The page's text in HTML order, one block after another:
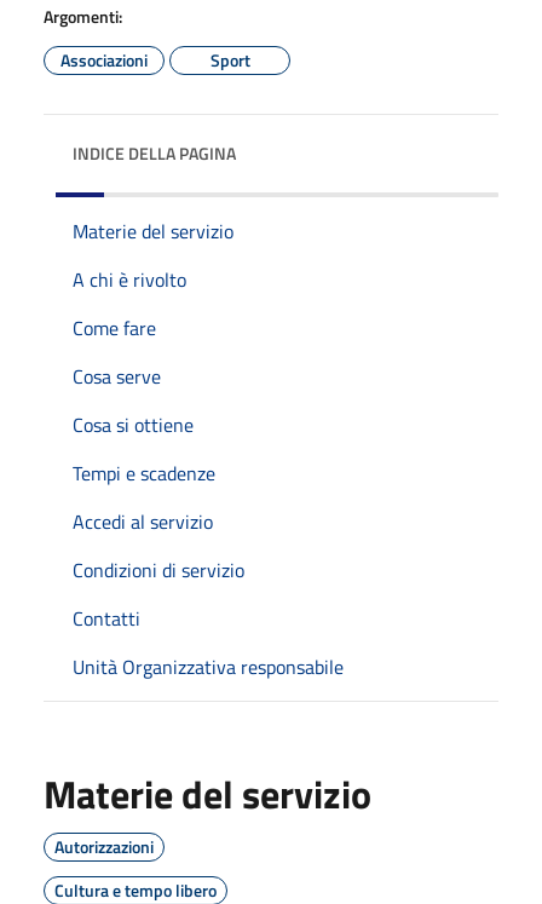
Argomenti:
Associazioni
Sport
INDICE DELLA PAGINA
Materie del servizio
A chi è rivolto
Come fare
Cosa serve
Cosa si ottiene
Tempi e scadenze
Accedi al servizio
Condizioni di servizio
Contatti
Unità Organizzativa responsabile
Materie del servizio
Autorizzazioni
Cultura e tempo libero